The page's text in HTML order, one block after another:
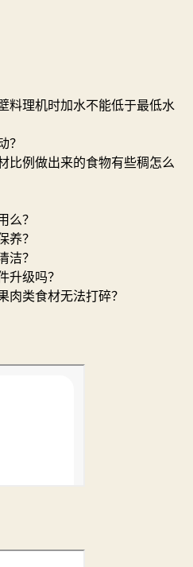
料理机时加水不能低于最低水
？
比例做出来的食物有些稠怎么
么？
养？
洁？
升级吗？
肉类食材无法打碎？